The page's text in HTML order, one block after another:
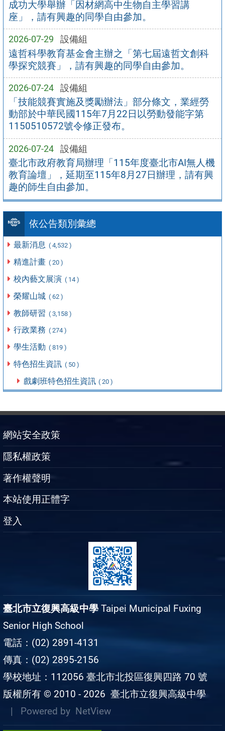
成功大學舉辦「因材網高中生物自主學習講
座」，請有興趣的同學自由參加。
2026-07-29 設備組
遠哲科學教育基金會主辦之「第七屆遠哲文創科
學探究競賽」，請有興趣的同學自由參加。
2026-07-24 設備組
「技能競賽實施及獎勵辦法」部分條文，業經勞
動部於中華民國115年7月22日以勞動發能字第
1150510572號令修正發布。
2026-07-24 設備組
臺北市政府教育局辦理「115年度臺北市AI無人機
教育論壇」，延期至115年8月27日辦理，請有興
趣的師生自由參加。
依公告類別彙總
最新消息 ( 4,532 )
精進計畫 ( 20 )
校內藝文展演 ( 14 )
榮耀山城 ( 62 )
教師研習 ( 3,158 )
行政業務 ( 274 )
學生活動 ( 819 )
特色招生資訊 ( 50 )
戲劇班特色招生資訊 ( 20 )
網站安全政策
隱私權政策
著作權聲明
本站使用正體字
登入
臺北市立復興高級中學 Taipei Municipal Fuxing
Senior High School
電話：(02) 2891-4131
傳真：(02) 2895-2156
學校地址：112056 臺北市北投區復興四路 70 號
版權所有 © 2010 - 2026 臺北市立復興高級中學
| Powered by NetView